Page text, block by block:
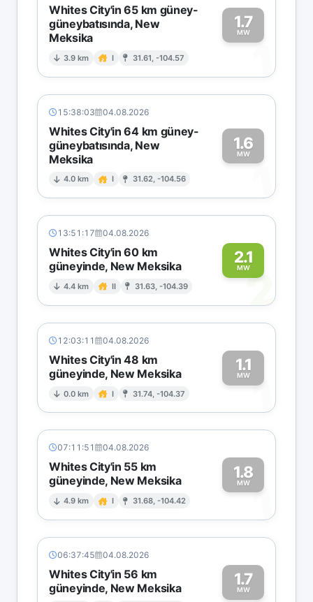
Whites City'in 65 km güney-
güneybatısında, New
Meksika
3.9 km I 31.61, -104.57
1.7
MW
1
15:38:03 04.08.2026
Whites City'in 64 km güney-
güneybatısında, New
Meksika
4.0 km I 31.62, -104.56
1.6
MW
1
13:51:17 04.08.2026
Whites City'in 60 km
güneyinde, New Meksika
4.4 km II 31.63, -104.39
2.1
MW
2
12:03:11 04.08.2026
Whites City'in 48 km
güneyinde, New Meksika
0.0 km I 31.74, -104.37
1.1
MW1
07:11:51 04.08.2026
Whites City'in 55 km
güneyinde, New Meksika
4.9 km I 31.68, -104.42
1.8
MW1
06:37:45 04.08.2026
Whites City'in 56 km
güneyinde, New Meksika
1.7
MW